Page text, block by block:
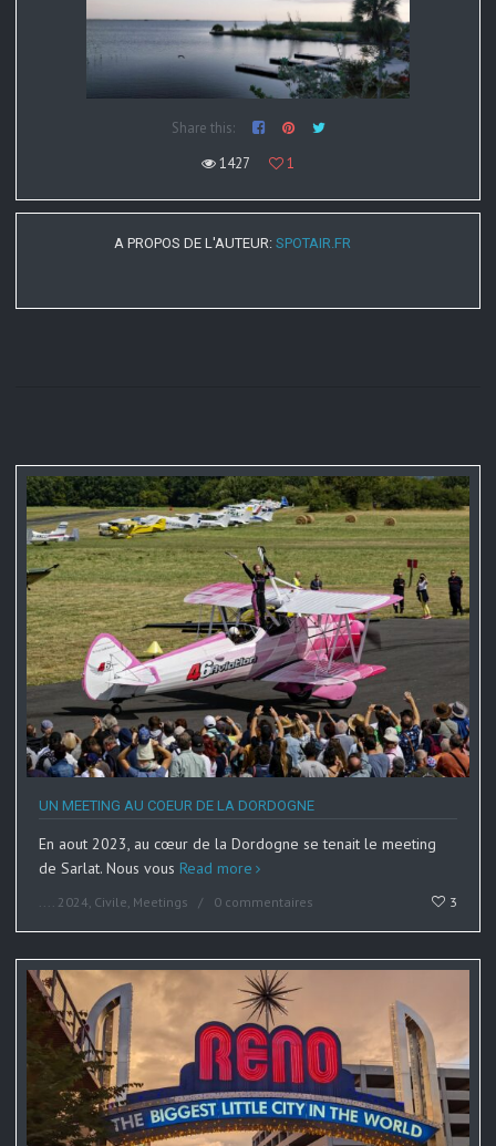
Share this:
1427
1
A PROPOS DE L'AUTEUR: SPOTAIR.FR
UN MEETING AU COEUR DE LA DORDOGNE
En aout 2023, au cœur de la Dordogne se tenait le meeting
de Sarlat. Nous vous Read more
.... 2024, Civile, Meetings 0 commentaires 3